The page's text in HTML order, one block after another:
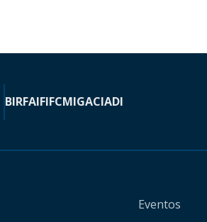
BIRFAIFIFCMIGACIADI
Eventos